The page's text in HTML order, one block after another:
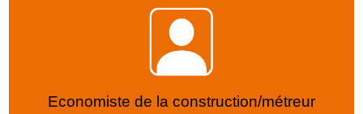
Economiste de la construction/métreur